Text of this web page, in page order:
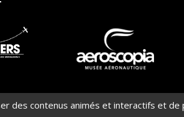
des contenus animés et interactifs et de
savoir
plus
légales Accessibilité (partiellement conforme)